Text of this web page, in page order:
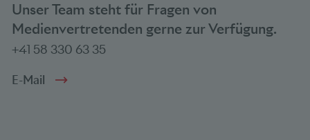
Unser Team steht für Fragen von
Medienvertretenden gerne zur Verfügung.
+41 58 330 63 35
E-Mail